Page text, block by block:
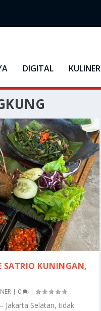
DIGITAL KULINER
SATRIO KUNINGAN,
| 0 |
Jakarta Selatan, tidak